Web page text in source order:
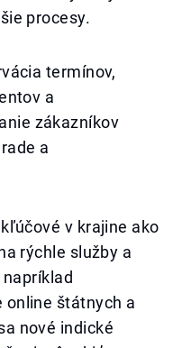
procesy.
termínov,
a
zákazníkov
a
v krajine ako
rýchle služby a
online štátnych a
nové indické